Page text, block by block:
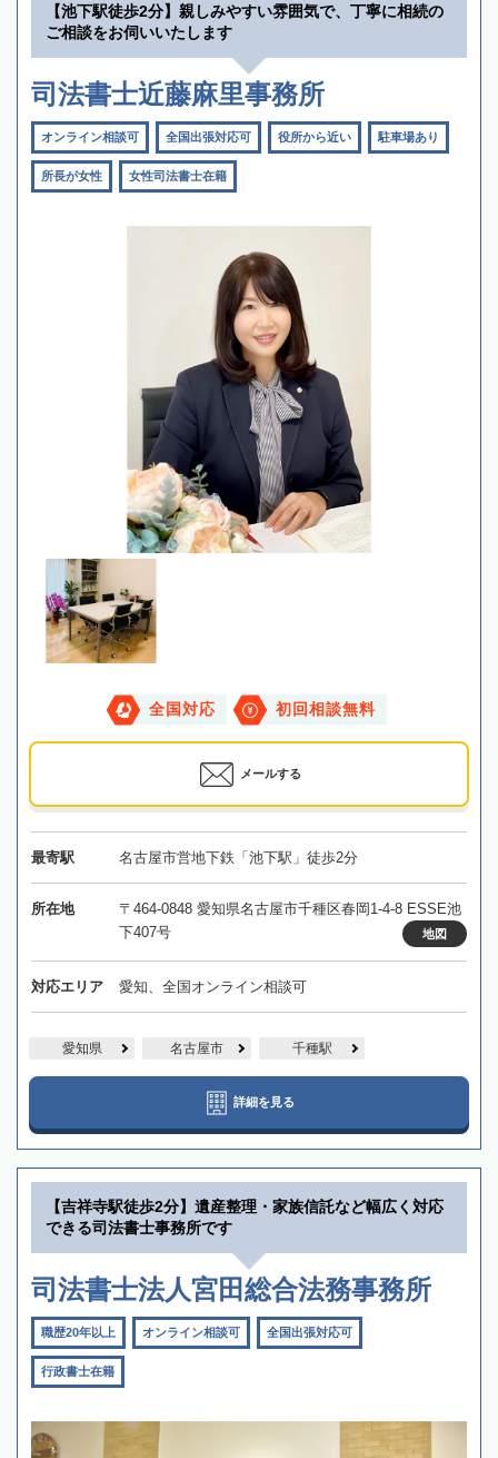
【池下駅徒歩2分】親しみやすい雰囲気で、丁寧に相続の
ご相談をお伺いいたします
司法書士近藤麻里事務所
オンライン相談可 全国出張対応可 役所から近い 駐車場あり
所長が女性 女性司法書士在籍
全国対応 初回相談無料
メールする
最寄駅 名古屋市営地下鉄「池下駅」徒歩2分
所在地
〒464-0848 愛知県名古屋市千種区春岡1-4-8 ESSE池
下407号
地図
対応エリア 愛知、全国オンライン相談可
愛知県 名古屋市 千種駅
詳細を見る
【吉祥寺駅徒歩2分】遺産整理・家族信託など幅広く対応
できる司法書士事務所です
司法書士法人宮田総合法務事務所
職歴20年以上 オンライン相談可 全国出張対応可
行政書士在籍